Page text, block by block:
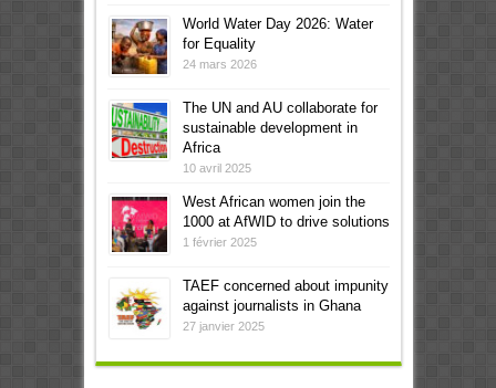
World Water Day 2026: Water
for Equality
24 mars 2026
The UN and AU collaborate for
sustainable development in
Africa
10 avril 2025
West African women join the
1000 at AfWID to drive solutions
1 février 2025
TAEF concerned about impunity
against journalists in Ghana
27 janvier 2025